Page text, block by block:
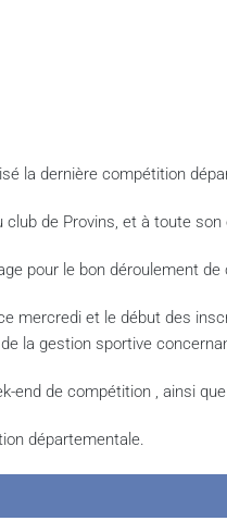
la dernière compétition
club de Provins, et à toute
pour le bon déroulement
mercredi et le début des
la gestion sportive
end de compétition , ainsi
départementale.